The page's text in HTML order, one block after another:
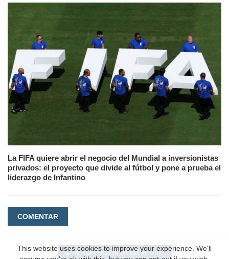
La FIFA quiere abrir el negocio del Mundial a inversionistas
privados: el proyecto que divide al fútbol y pone a prueba el
liderazgo de Infantino
COMENTAR
VER LA VERSIÓN DE ESCRITORIO
This website uses cookies to improve your experience. We'll